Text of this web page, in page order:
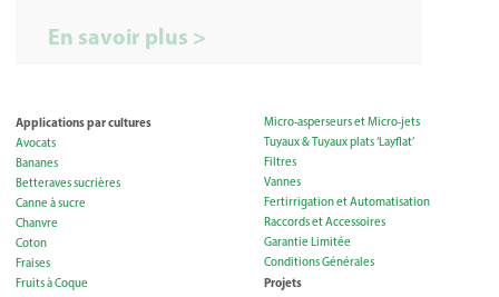
En savoir plus >
Applications par cultures
Avocats
Bananes
Betteraves sucrières
Canne à sucre
Chanvre
Coton
Fraises
Fruits à Coque
Micro-asperseurs et Micro-jets
Tuyaux & Tuyaux plats ‘Layflat’
Filtres
Vannes
Fertirrigation et Automatisation
Raccords et Accessoires
Garantie Limitée
Conditions Générales
Projets